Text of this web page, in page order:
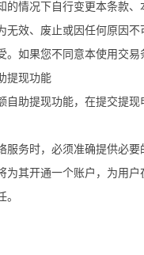
的情况下自行变更本条款
无效、废止或因任何原因
。如果您不同意本使用交易
提现功能
自助提现功能，在提交提
服务时，必须准确提供必
为其开通一个账户，为用